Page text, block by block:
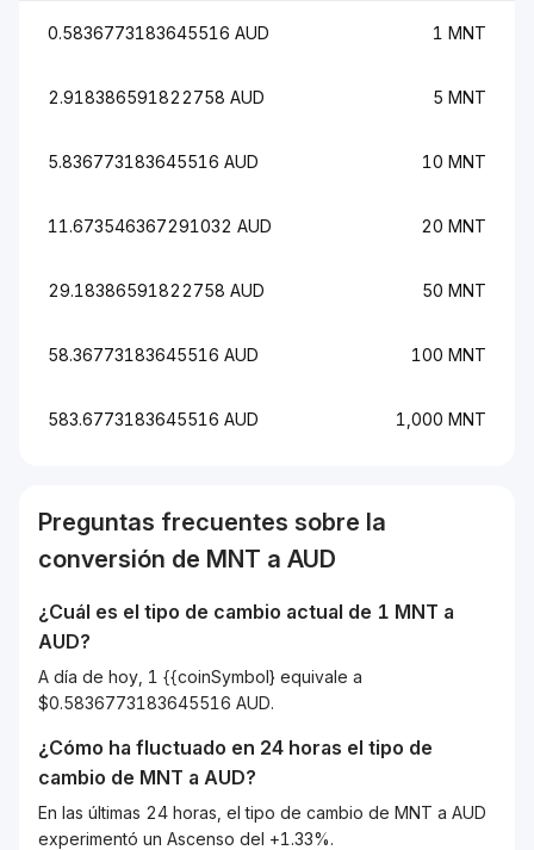
0.5836773183645516 AUD 1 MNT
2.918386591822758 AUD 5 MNT
5.836773183645516 AUD 10 MNT
11.673546367291032 AUD 20 MNT
29.18386591822758 AUD 50 MNT
58.36773183645516 AUD 100 MNT
583.6773183645516 AUD 1,000 MNT
Preguntas frecuentes sobre la
conversión de MNT a AUD
¿Cuál es el tipo de cambio actual de 1 MNT a
AUD?
A día de hoy, 1 {{coinSymbol} equivale a
$0.5836773183645516 AUD.
¿Cómo ha fluctuado en 24 horas el tipo de
cambio de MNT a AUD?
En las últimas 24 horas, el tipo de cambio de MNT a AUD
experimentó un Ascenso del +1.33%.